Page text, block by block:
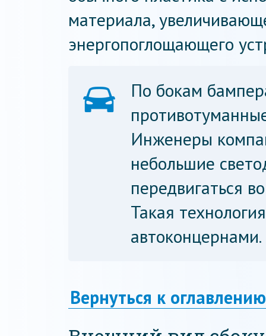
материала,
энергопоглощающего
По бокам
Инженеры
небольшие
передвигаться
Такая
автоконцернами.
Вернуться к оглавлению